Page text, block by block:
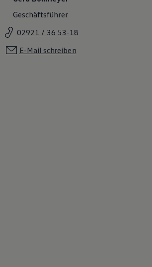
Geschäftsführer
02921 / 36 53-18
E-Mail schreiben